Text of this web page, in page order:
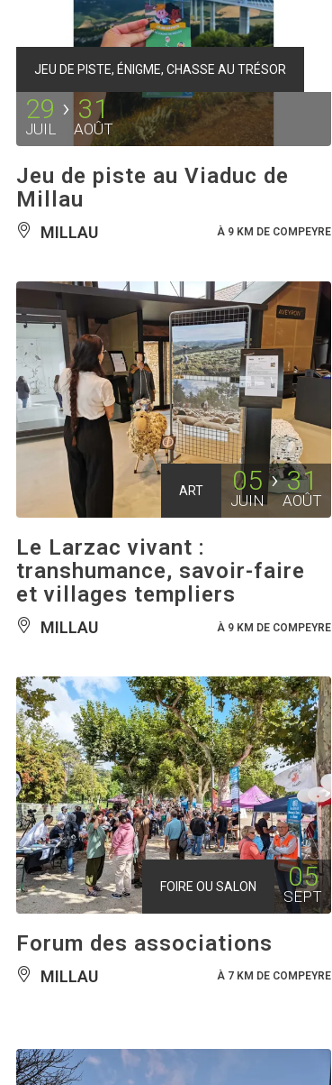
JEU DE PISTE, ÉNIGME, CHASSE AU TRÉSOR
29
JUIL
31
AOÛT
Jeu de piste au Viaduc de
Millau
MILLAU À 9 KM DE COMPEYRE
ART 05
JUIN
31
AOÛT
Le Larzac vivant :
transhumance, savoir-faire
et villages templiers
MILLAU À 9 KM DE COMPEYRE
FOIRE OU SALON 05
SEPT
Forum des associations
MILLAU À 7 KM DE COMPEYRE